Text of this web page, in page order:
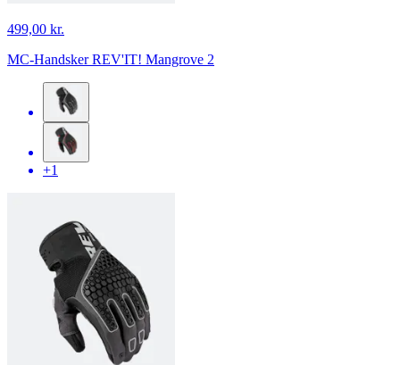
499,00 kr.
MC-Handsker REV'IT! Mangrove 2
+1